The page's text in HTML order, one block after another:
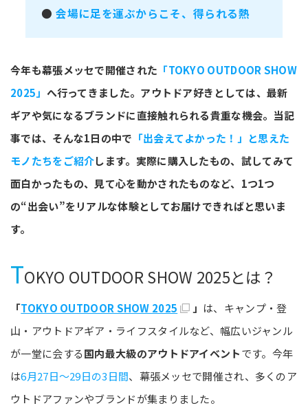
●会場に足を運ぶからこそ、得られる熱
今年も幕張メッセで開催された 「TOKYO OUTDOOR SHOW
2025」 へ行ってきました。アウトドア好きとしては、最新
ギアや気になるブランドに直接触れられる貴重な機会。当記
事では、そんな1日の中で 「出会えてよかった！」と思えた
モノたちをご紹介します。実際に購入したもの、試してみて
面白かったもの、見て心を動かされたものなど、1つ1つ
の“出会い”をリアルな体験としてお届けできればと思いま
す。
TOKYO OUTDOOR SHOW 2025とは？
「TOKYO OUTDOOR SHOW 2025 」 は、キャンプ・登
山・アウトドアギア・ライフスタイルなど、幅広いジャンル
が一堂に会する国内最大級のアウトドアイベントです。今年
は6月27日～29日の3日間、幕張メッセで開催され、多くのア
ウトドアファンやブランドが集まりました。